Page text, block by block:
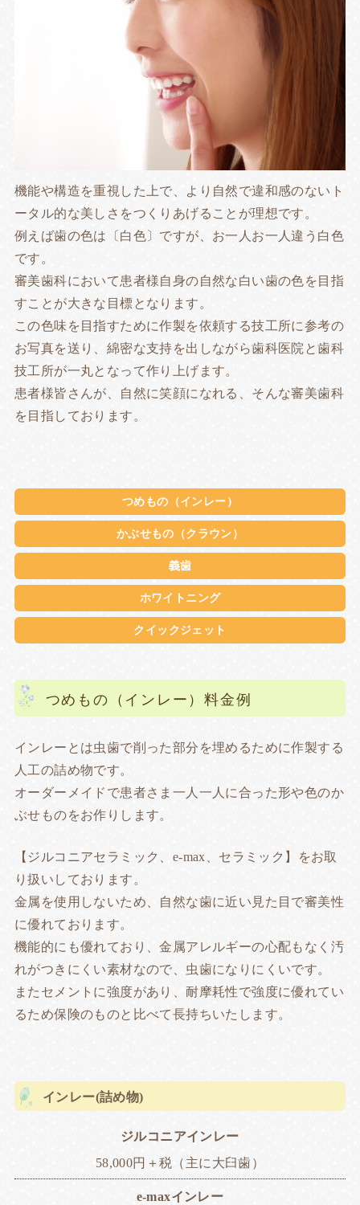
機能や構造を重視した上で、より自然で違和感のないト
ータル的な美しさをつくりあげることが理想です。
例えば歯の色は〔白色〕ですが、お一人お一人違う白色
です。
審美歯科において患者様自身の自然な白い歯の色を目指
すことが大きな目標となります。
この色味を目指すために作製を依頼する技工所に参考の
お写真を送り、綿密な支持を出しながら歯科医院と歯科
技工所が一丸となって作り上げます。
患者様皆さんが、自然に笑顔になれる、そんな審美歯科
を目指しております。
つめもの（インレー）
かぶせもの（クラウン）
義歯
ホワイトニング
クイックジェット
つめもの（インレー）料金例
インレーとは虫歯で削った部分を埋めるために作製する
人工の詰め物です。
オーダーメイドで患者さま一人一人に合った形や色のか
ぶせものをお作りします。
【ジルコニアセラミック、e-max、セラミック】をお取
り扱いしております。
金属を使用しないため、自然な歯に近い見た目で審美性
に優れております。
機能的にも優れており、金属アレルギーの心配もなく汚
れがつきにくい素材なので、虫歯になりにくいです。
またセメントに強度があり、耐摩耗性で強度に優れてい
るため保険のものと比べて長持ちいたします。
インレー(詰め物)
ジルコニアインレー
58,000円＋税（主に大臼歯）
e-maxインレー